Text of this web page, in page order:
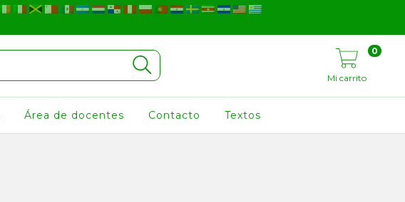
Mi carrito
0
Área de docentes Contacto Textos